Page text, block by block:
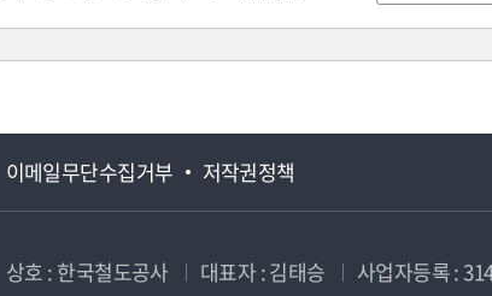
이메일무단수집거부 저작권정책
상호 : 한국철도공사 대표자 : 김태승 사업자등록 :